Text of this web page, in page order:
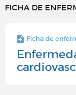
FICHA DE
Ficha de